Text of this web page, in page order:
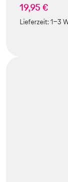
19,95 €
Lieferzeit:1-3